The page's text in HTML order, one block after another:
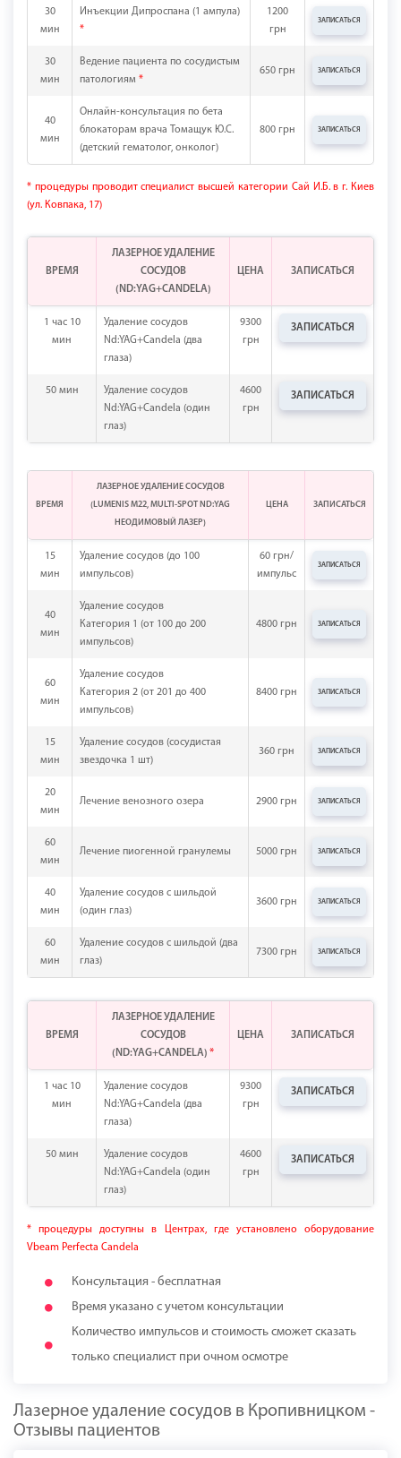
30
мин
Инъекции Дипроспана (1 ампула)
*
1200
грн
ЗАПИСАТЬСЯ
30
мин
Ведение пациента по сосудистым
патологиям *
650 грн ЗАПИСАТЬСЯ
40
мин
Онлайн-консультация по бета
блокаторам врача Томащук Ю.С.
(детский гематолог, онколог)
800 грн ЗАПИСАТЬСЯ
* процедуры проводит специалист высшей категории Сай И.Б. в г. Киев
(ул. Ковпака, 17)
ВРЕМЯ
ЛАЗЕРНОЕ УДАЛЕНИЕ
СОСУДОВ
(ND:YAG+CANDELA)
ЦЕНА ЗАПИСАТЬСЯ
1 час 10
мин
Удаление сосудов
Nd:YAG+Candela (два
глаза)
9300
грн
ЗАПИСАТЬСЯ
50 мин
Удаление сосудов
Nd:YAG+Candela (один
глаз)
4600
грн
ЗАПИСАТЬСЯ
15
мин
Удаление сосудов (до 100
импульсов)
60 грн/
импульс
ЗАПИСАТЬСЯ
40
мин
Удаление сосудов
Категория 1 (от 100 до 200
импульсов)
4800 грн ЗАПИСАТЬСЯ
60
мин
Удаление сосудов
Категория 2 (от 201 до 400
импульсов)
8400 грн ЗАПИСАТЬСЯ
15
мин
Удаление сосудов (сосудистая
звездочка 1 шт)
360 грн ЗАПИСАТЬСЯ
20
мин
Лечение венозного озера 2900 грн ЗАПИСАТЬСЯ
60
мин
Лечение пиогенной гранулемы 5000 грн ЗАПИСАТЬСЯ
40
мин
Удаление сосудов с шильдой
(один глаз)
3600 грн ЗАПИСАТЬСЯ
60
мин
Удаление сосудов с шильдой (два
глаз)
7300 грн ЗАПИСАТЬСЯ
ВРЕМЯ
ЛАЗЕРНОЕ УДАЛЕНИЕ СОСУДОВ
(LUMENIS M22, MULTI-SPOT ND:YAG
НЕОДИМОВЫЙ ЛАЗЕР)
ЦЕНА ЗАПИСАТЬСЯ
ВРЕМЯ
ЛАЗЕРНОЕ УДАЛЕНИЕ
СОСУДОВ
(ND:YAG+CANDELA) *
ЦЕНА ЗАПИСАТЬСЯ
1 час 10
мин
Удаление сосудов
Nd:YAG+Candela (два
глаза)
9300
грн
ЗАПИСАТЬСЯ
50 мин
Удаление сосудов
Nd:YAG+Candela (один
глаз)
4600
грн
ЗАПИСАТЬСЯ
* процедуры доступны в Центрах, где установлено оборудование
Vbeam Perfecta Candela
Консультация - бесплатная
Время указано с учетом консультации
Количество импульсов и стоимость сможет сказать
только специалист при очном осмотре
Лазерное удаление сосудов в Кропивницком -
Отзывы пациентов